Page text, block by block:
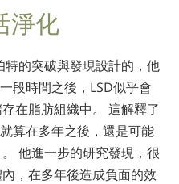
淨化
特的突破與發現設計的，他
段時間之後，LSD似乎會
在脂肪組織中。 這解釋了
算在多年之後，還是可能
他進一步的研究發現，很
，在多年後造成負面的效